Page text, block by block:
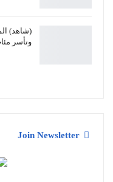
(شاهد)
وتأسر